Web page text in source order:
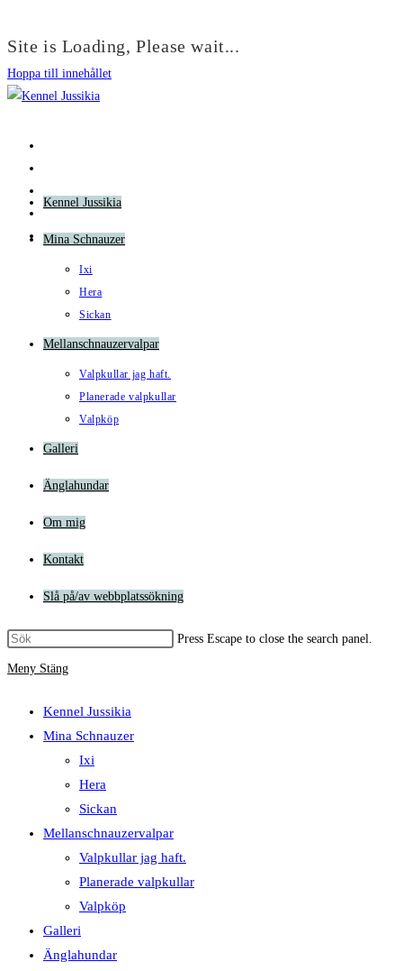
Site is Loading, Please wait...
Hoppa till innehållet
Kennel Jussikia
Mina Schnauzer
Ixi
Hera
Sickan
Mellanschnauzervalpar
Valpkullar jag haft.
Planerade valpkullar
Valpköp
Galleri
Änglahundar
Om mig
Kontakt
Slå på/av webbplatssökning
Press Escape to close the search panel.
Meny Stäng
Kennel Jussikia
Mina Schnauzer
Ixi
Hera
Sickan
Mellanschnauzervalpar
Valpkullar jag haft.
Planerade valpkullar
Valpköp
Galleri
Änglahundar